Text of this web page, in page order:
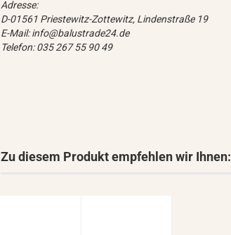
Adresse:
D-01561 Priestewitz-Zottewitz, Lindenstraße 19
E-Mail: info@balustrade24.de
Telefon: 035 267 55 90 49
Zu diesem Produkt empfehlen wir Ihnen: